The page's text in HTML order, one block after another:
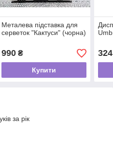
Металева підставка для
серветок "Кактуси" (чорна)
990₴
Купити
324
за рік